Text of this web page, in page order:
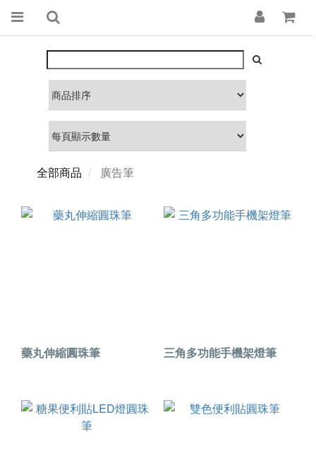
全部商品 廣告筆
藥丸伸縮圓珠筆 三角多功能手機架燈筆